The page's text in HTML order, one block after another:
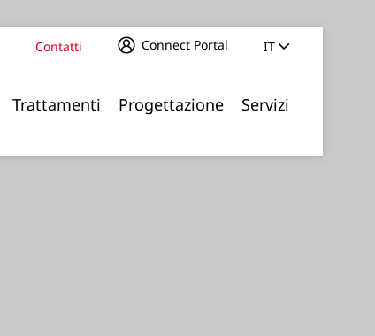
Contatti Connect Portal IT
Trattamenti Progettazione Servizi